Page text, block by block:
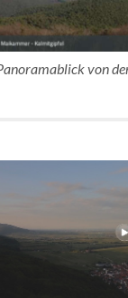
von